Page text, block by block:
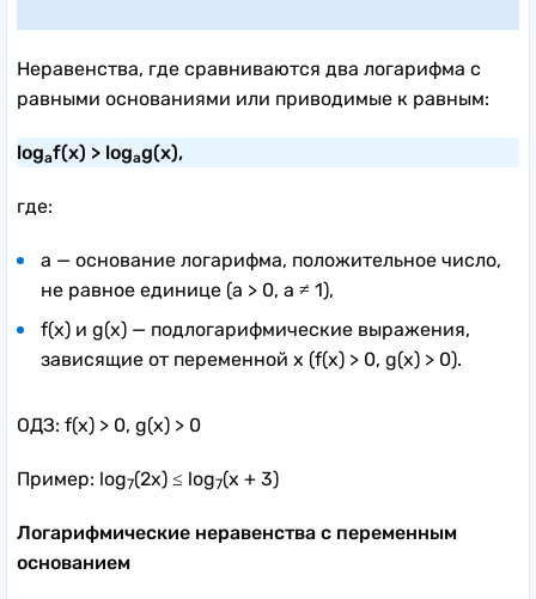
Неравенства, где сравниваются два логарифма с
равными основаниями или приводимые к равным:
logaf(x) > logag(x),
где:
a — основание логарифма, положительное число,
не равное единице (a > 0, a ≠ 1),
f(x) и g(x) — подлогарифмические выражения,
зависящие от переменной x (f(x) > 0, g(x) > 0).
ОДЗ: f(x) > 0, g(x) > 0
Пример: log7(2x) ≤ log7(x + 3)
Логарифмические неравенства с переменным
основанием